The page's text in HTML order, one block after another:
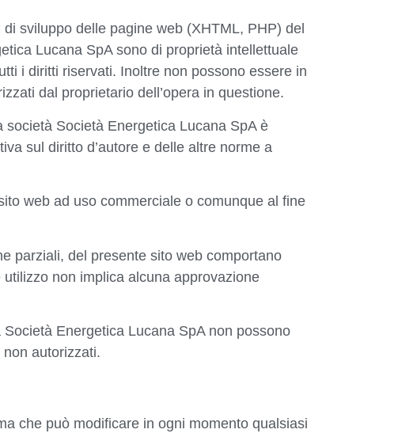
sviluppo delle pagine web (XHTML, PHP) del
Lucana SpA sono di proprietà intellettuale
i diritti riservati. Inoltre non possono essere in
dal proprietario dell’opera in questione.
Società Energetica Lucana SpA è
sul diritto d’autore e delle altre norme a
web ad uso commerciale o comunque al fine
parziali, del presente sito web comportano
non implica alcuna approvazione
Energetica Lucana SpA non possono
autorizzati.
che può modificare in ogni momento qualsiasi